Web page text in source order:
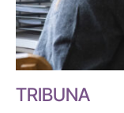
TRIBUNA